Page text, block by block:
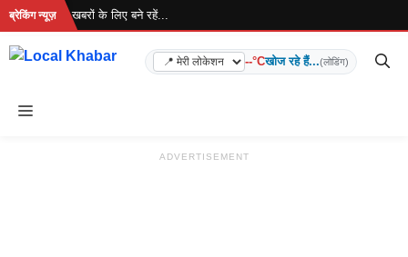
Skip
content
ब्रेकिंग न्यूज़
रहा है... ताज़ा खबरों के लिए बने रहें...
--°Cखोज रहे हैं...(लोडिंग)
Menu
ADVERTISEMENT